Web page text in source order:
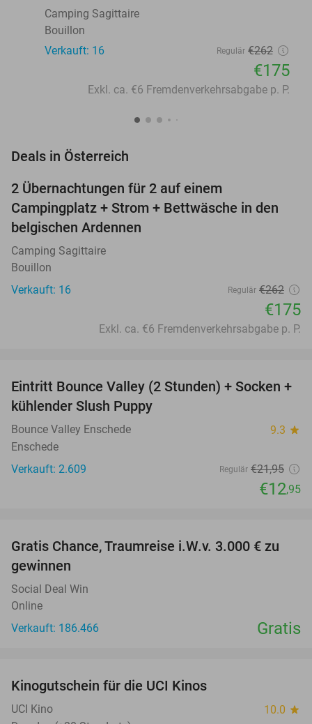
Ardennen
Camping Sagittaire
Bouillon
Verkauft: 16
Regulär €262
€175
Exkl. ca. €6 Fremdenverkehrsabgabe p. P.
Deals in Österreich
2 Übernachtungen für 2 auf einem
Campingplatz + Strom + Bettwäsche in den
belgischen Ardennen
Camping Sagittaire
Bouillon
Verkauft: 16
Regulär €262
€175
Exkl. ca. €6 Fremdenverkehrsabgabe p. P.
41%
Eintritt Bounce Valley (2 Stunden) + Socken +
kühlender Slush Puppy
Bounce Valley Enschede 9.3 star
Enschede
Verkauft: 2.609
Regulär €21,95
€12,95
Gratis Chance, Traumreise i.W.v. 3.000 € zu
gewinnen
Social Deal Win
Online
Verkauft: 186.466
Gratis
Kinogutschein für die UCI Kinos
UCI Kino 10.0 star